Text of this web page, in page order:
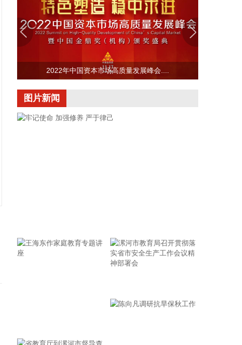
2026-08-05 22:10:14
据武汉经开区消息，8月5日，武汉经开区与西上海旗
上海再次追投武汉经开区，建设武汉元丰汽车零部件
研发生产基地，进一步增强经开区在智能底盘执行部
点布局电子驻车液压盘式制动器（EPB）等线控制动
产品，新增自动化工艺设备、研发测试中心及相关配
套设施。
股权投资、产品收入分成的合作协议。
2022年中国资本市场高质量发展峰会....
图片新闻
座
实省市安全生产工作会议